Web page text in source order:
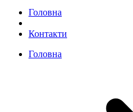
Головна
Контакти
Головна